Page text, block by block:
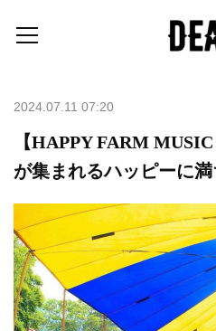
2024.07.11 07:20
【HAPPY FARM
が集まれるハッピーに満